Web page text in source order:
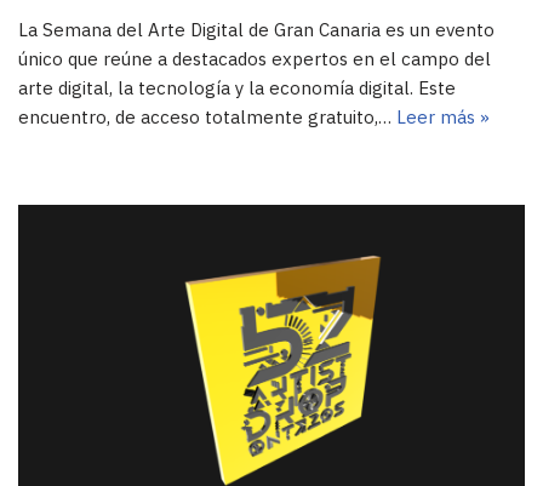
La Semana del Arte Digital de Gran Canaria es un evento
único que reúne a destacados expertos en el campo del
arte digital, la tecnología y la economía digital. Este
encuentro, de acceso totalmente gratuito,… Leer más »